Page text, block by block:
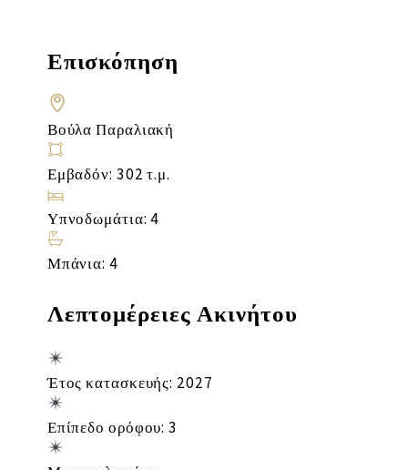
Επισκόπηση
Βούλα Παραλιακή
Εμβαδόν: 302 τ.μ.
Υπνοδωμάτια: 4
Μπάνια: 4
Λεπτομέρειες Ακινήτου
Έτος κατασκευής: 2027
Επίπεδο ορόφου: 3